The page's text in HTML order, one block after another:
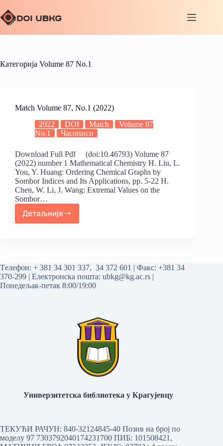
Категорија Volume 87 No.1
Match Volume 87, No.1 (2022)
2022
DOI Match
Volume 87
No.1
Часописи
Download Full Pdf (doi:10.46793) Volume 87
(2022) number 1 Mathematical Chemistry H. Liu, L.
You, Y. Huang: Ordering Chemical Graphs by
Sombor Indices and Its Applications, pp. 5-22 H.
Chen, W. Li, J. Wang: Extremal Values on the
Sombor…
Детаљније
Tелефон: + 381 34 301 337, 34 372 601 | Факс: +381 34
370-299 | Електронска пошта: ubkg@kg.ac.rs |
Понедељак-петак 8:00/19:00
Универзитетска библиотека у Крагујевцу
ТЕКУЋИ РАЧУН: 840-32124845-40 Позив на број по
моделу 97 7303792040174231700 ПИБ: 101508421,